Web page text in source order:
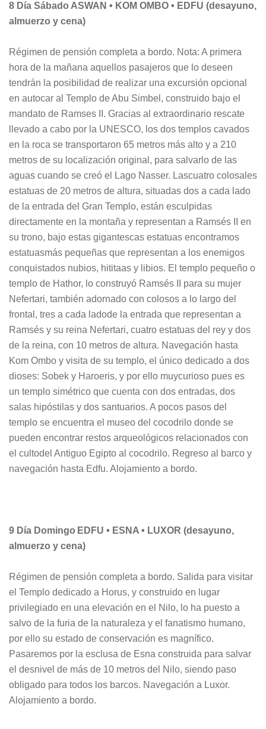
8 Día Sábado ASWAN • KOM OMBO • EDFU (desayuno,
almuerzo y cena)
Régimen de pensión completa a bordo. Nota: A primera
hora de la mañana aquellos pasajeros que lo deseen
tendrán la posibilidad de realizar una excursión opcional
en autocar al Templo de Abu Simbel, construido bajo el
mandato de Ramses II. Gracias al extraordinario rescate
llevado a cabo por la UNESCO, los dos templos cavados
en la roca se transportaron 65 metros más alto y a 210
metros de su localización original, para salvarlo de las
aguas cuando se creó el Lago Nasser. Lascuatro colosales
estatuas de 20 metros de altura, situadas dos a cada lado
de la entrada del Gran Templo, están esculpidas
directamente en la montaña y representan a Ramsés II en
su trono, bajo estas gigantescas estatuas encontramos
estatuasmás pequeñas que representan a los enemigos
conquistados nubios, hititaas y libios. El templo pequeño o
templo de Hathor, lo construyó Ramsés II para su mujer
Nefertari, también adornado con colosos a lo largo del
frontal, tres a cada ladode la entrada que representan a
Ramsés y su reina Nefertari, cuatro estatuas del rey y dos
de la reina, con 10 metros de altura. Navegación hasta
Kom Ombo y visita de su templo, el único dedicado a dos
dioses: Sobek y Haroeris, y por ello muycurioso pues es
un templo simétrico que cuenta con dos entradas, dos
salas hipóstilas y dos santuarios. A pocos pasos del
templo se encuentra el museo del cocodrilo donde se
pueden encontrar restos arqueológicos relacionados con
el cultodel Antiguo Egipto al cocodrilo. Regreso al barco y
navegación hasta Edfu. Alojamiento a bordo.
9 Día Domingo EDFU • ESNA • LUXOR (desayuno,
almuerzo y cena)
Régimen de pensión completa a bordo. Salida para visitar
el Templo dedicado a Horus, y construido en lugar
privilegiado en una elevación en el Nilo, lo ha puesto a
salvo de la furia de la naturaleza y el fanatismo humano,
por ello su estado de conservación es magnífico.
Pasaremos por la esclusa de Esna construida para salvar
el desnivel de más de 10 metros del Nilo, siendo paso
obligado para todos los barcos. Navegación a Luxor.
Alojamiento a bordo.